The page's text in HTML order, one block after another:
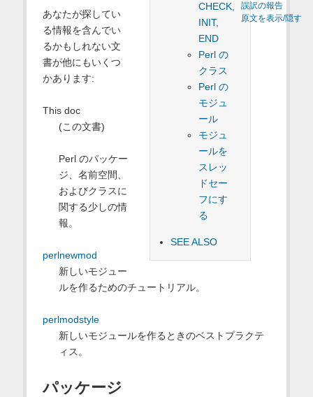
誤訳の報告
原文を表示/隠す
CHECK,
INIT,
END
Perl の
クラス
Perl の
モジュ
ール
モジュ
ールを
スレッ
ドセー
フにす
る
SEE ALSO
あなたが探してい
る情報を含んでい
るかもしれない文
書が他にもいくつ
かあります:
This doc
(この文書)
Perl のパッケー
ジ、名前空間、
およびクラスに
関する少しの情
報。
perlnewmod
新しいモジュー
ルを作るためのチュートリアル。
perlmodstyle
新しいモジュールを作るときのベストプラクテ
ィス。
パッケージ